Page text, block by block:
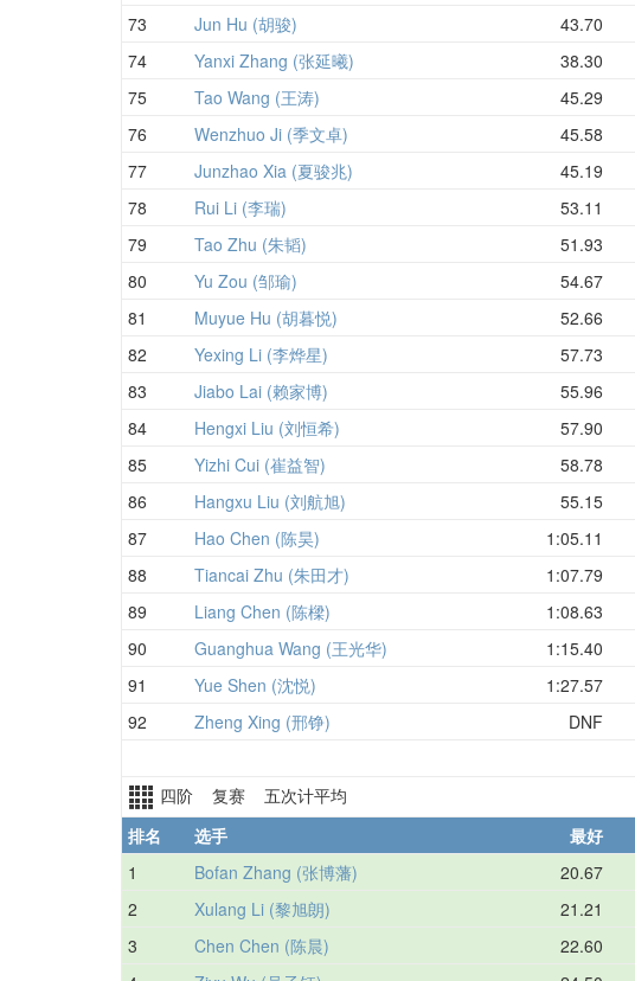
73 Jun Hu (胡骏) 43.70
74 Yanxi Zhang (张延曦) 38.30
75 Tao Wang (王涛) 45.29
76 Wenzhuo Ji (季文卓) 45.58
77 Junzhao Xia (夏骏兆) 45.19
78 Rui Li (李瑞) 53.11
79 Tao Zhu (朱韬) 51.93
80 Yu Zou (邹瑜) 54.67
81 Muyue Hu (胡暮悦) 52.66
82 Yexing Li (李烨星) 57.73
83 Jiabo Lai (赖家博) 55.96
84 Hengxi Liu (刘恒希) 57.90
85 Yizhi Cui (崔益智) 58.78
86 Hangxu Liu (刘航旭) 55.15
87 Hao Chen (陈昊) 1:05.11
88 Tiancai Zhu (朱田才) 1:07.79
89 Liang Chen (陈樑) 1:08.63
90 Guanghua Wang (王光华) 1:15.40
91 Yue Shen (沈悦) 1:27.57
92 Zheng Xing (邢铮) DNF
四阶 复赛 五次计平均
排名
选手 最好
1
Bofan Zhang (张博藩) 20.67
2 Xulang Li (黎旭朗) 21.21
3 Chen Chen (陈晨) 22.60